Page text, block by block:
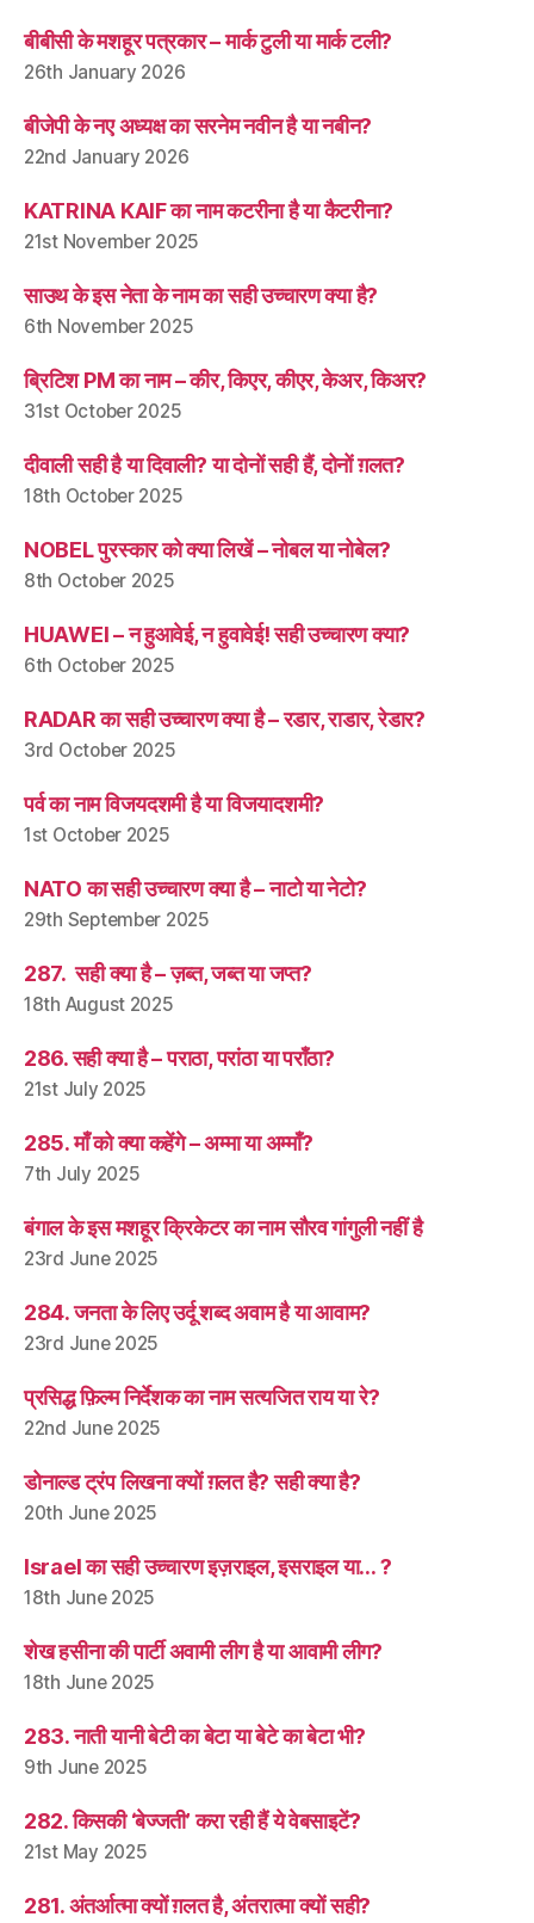
बीबीसी के मशहूर पत्रकार – मार्क टुली या मार्क टली?
26th January 2026
बीजेपी के नए अध्यक्ष का सरनेम नवीन है या नबीन?
22nd January 2026
KATRINA KAIF का नाम कटरीना है या कैटरीना?
21st November 2025
साउथ के इस नेता के नाम का सही उच्चारण क्या है?
6th November 2025
ब्रिटिश PM का नाम – कीर, किएर, कीएर, केअर, किअर?
31st October 2025
दीवाली सही है या दिवाली? या दोनों सही हैं, दोनों ग़लत?
18th October 2025
NOBEL पुरस्कार को क्या लिखें – नोबल या नोबेल?
8th October 2025
HUAWEI – न हुआवेई, न हुवावेई! सही उच्चारण क्या?
6th October 2025
RADAR का सही उच्चारण क्या है – रडार, राडार, रेडार?
3rd October 2025
पर्व का नाम विजयदशमी है या विजयादशमी?
1st October 2025
NATO का सही उच्चारण क्या है – नाटो या नेटो?
29th September 2025
287. सही क्या है – ज़ब्त, जब्त या जप्त?
18th August 2025
286. सही क्या है – पराठा, परांठा या पराँठा?
21st July 2025
285. माँ को क्या कहेंगे – अम्मा या अम्माँ?
7th July 2025
बंगाल के इस मशहूर क्रिकेटर का नाम सौरव गांगुली नहीं है
23rd June 2025
284. जनता के लिए उर्दू शब्द अवाम है या आवाम?
23rd June 2025
प्रसिद्ध फ़िल्म निर्देशक का नाम सत्यजित राय या रे?
22nd June 2025
डोनाल्ड ट्रंप लिखना क्यों ग़लत है? सही क्या है?
20th June 2025
Israel का सही उच्चारण इज़राइल, इसराइल या… ?
18th June 2025
शेख हसीना की पार्टी अवामी लीग है या आवामी लीग?
18th June 2025
283. नाती यानी बेटी का बेटा या बेटे का बेटा भी?
9th June 2025
282. किसकी ‘बेज्जती’ करा रही हैं ये वेबसाइटें?
21st May 2025
281. अंतर्आत्मा क्यों ग़लत है, अंतरात्मा क्यों सही?